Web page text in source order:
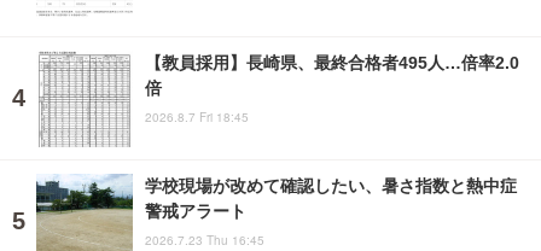
【教員採用】長崎県、最終合格者495人…倍率2.0
倍
2026.8.7 Fri 18:45
学校現場が改めて確認したい、暑さ指数と熱中症
警戒アラート
2026.7.23 Thu 16:45